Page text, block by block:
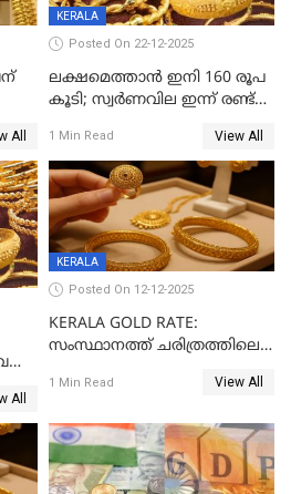
All
KERALA
Posted On 22-12-2025
ലക്ഷമെത്താൻ ഇനി 160 രൂപ
കൂടി; സ്വർണവില ഇന്ന് രണ്ട്
1 Min Read View All
All
KERALA
Posted On 12-12-2025
KERALA GOLD RATE:
സംസ്ഥാനത്ത് ചരിത്രത്തിലെ
സ്വർണം; സർവ്വകാല
1 Min Read View All